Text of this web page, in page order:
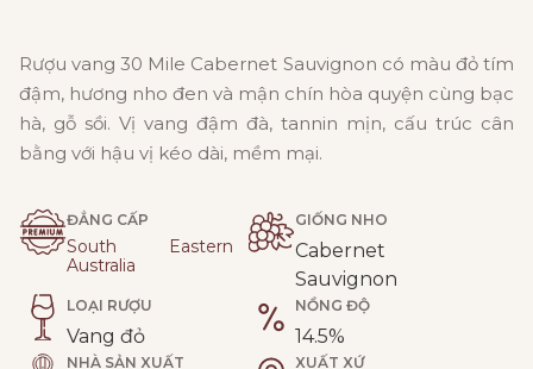
Rượu vang 30 Mile Cabernet Sauvignon có màu đỏ tím
đậm, hương nho đen và mận chín hòa quyện cùng bạc
hà, gỗ sồi. Vị vang đậm đà, tannin mịn, cấu trúc cân
bằng với hậu vị kéo dài, mềm mại.
ĐẲNG CẤP
South Eastern
Australia
GIỐNG NHO
Cabernet
Sauvignon
LOẠI RƯỢU
Vang đỏ
NỒNG ĐỘ
14.5%
NHÀ SẢN XUẤT XUẤT XỨ